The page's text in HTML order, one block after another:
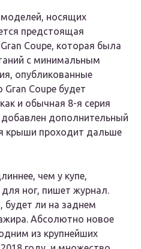
носящих
предстоящая
Coupe, которая была
с минимальным
опубликованные
Coupe будет
и обычная 8-я серия
дополнительный
крыши проходит дальше
чем у купе,
ног, пишет журнал.
будет ли на заднем
Абсолютно новое
из крупнейших